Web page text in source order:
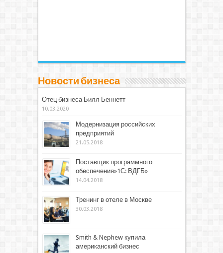
Новости бизнеса
Отец бизнеса Билл Беннетт
10.03.2020
Модернизация российских
предприятий
21.05.2018
Поставщик программного
обеспечения»1С: ВДГБ»
14.04.2018
Тренинг в отеле в Москве
30.03.2018
Smith & Nephew купила
американский бизнес